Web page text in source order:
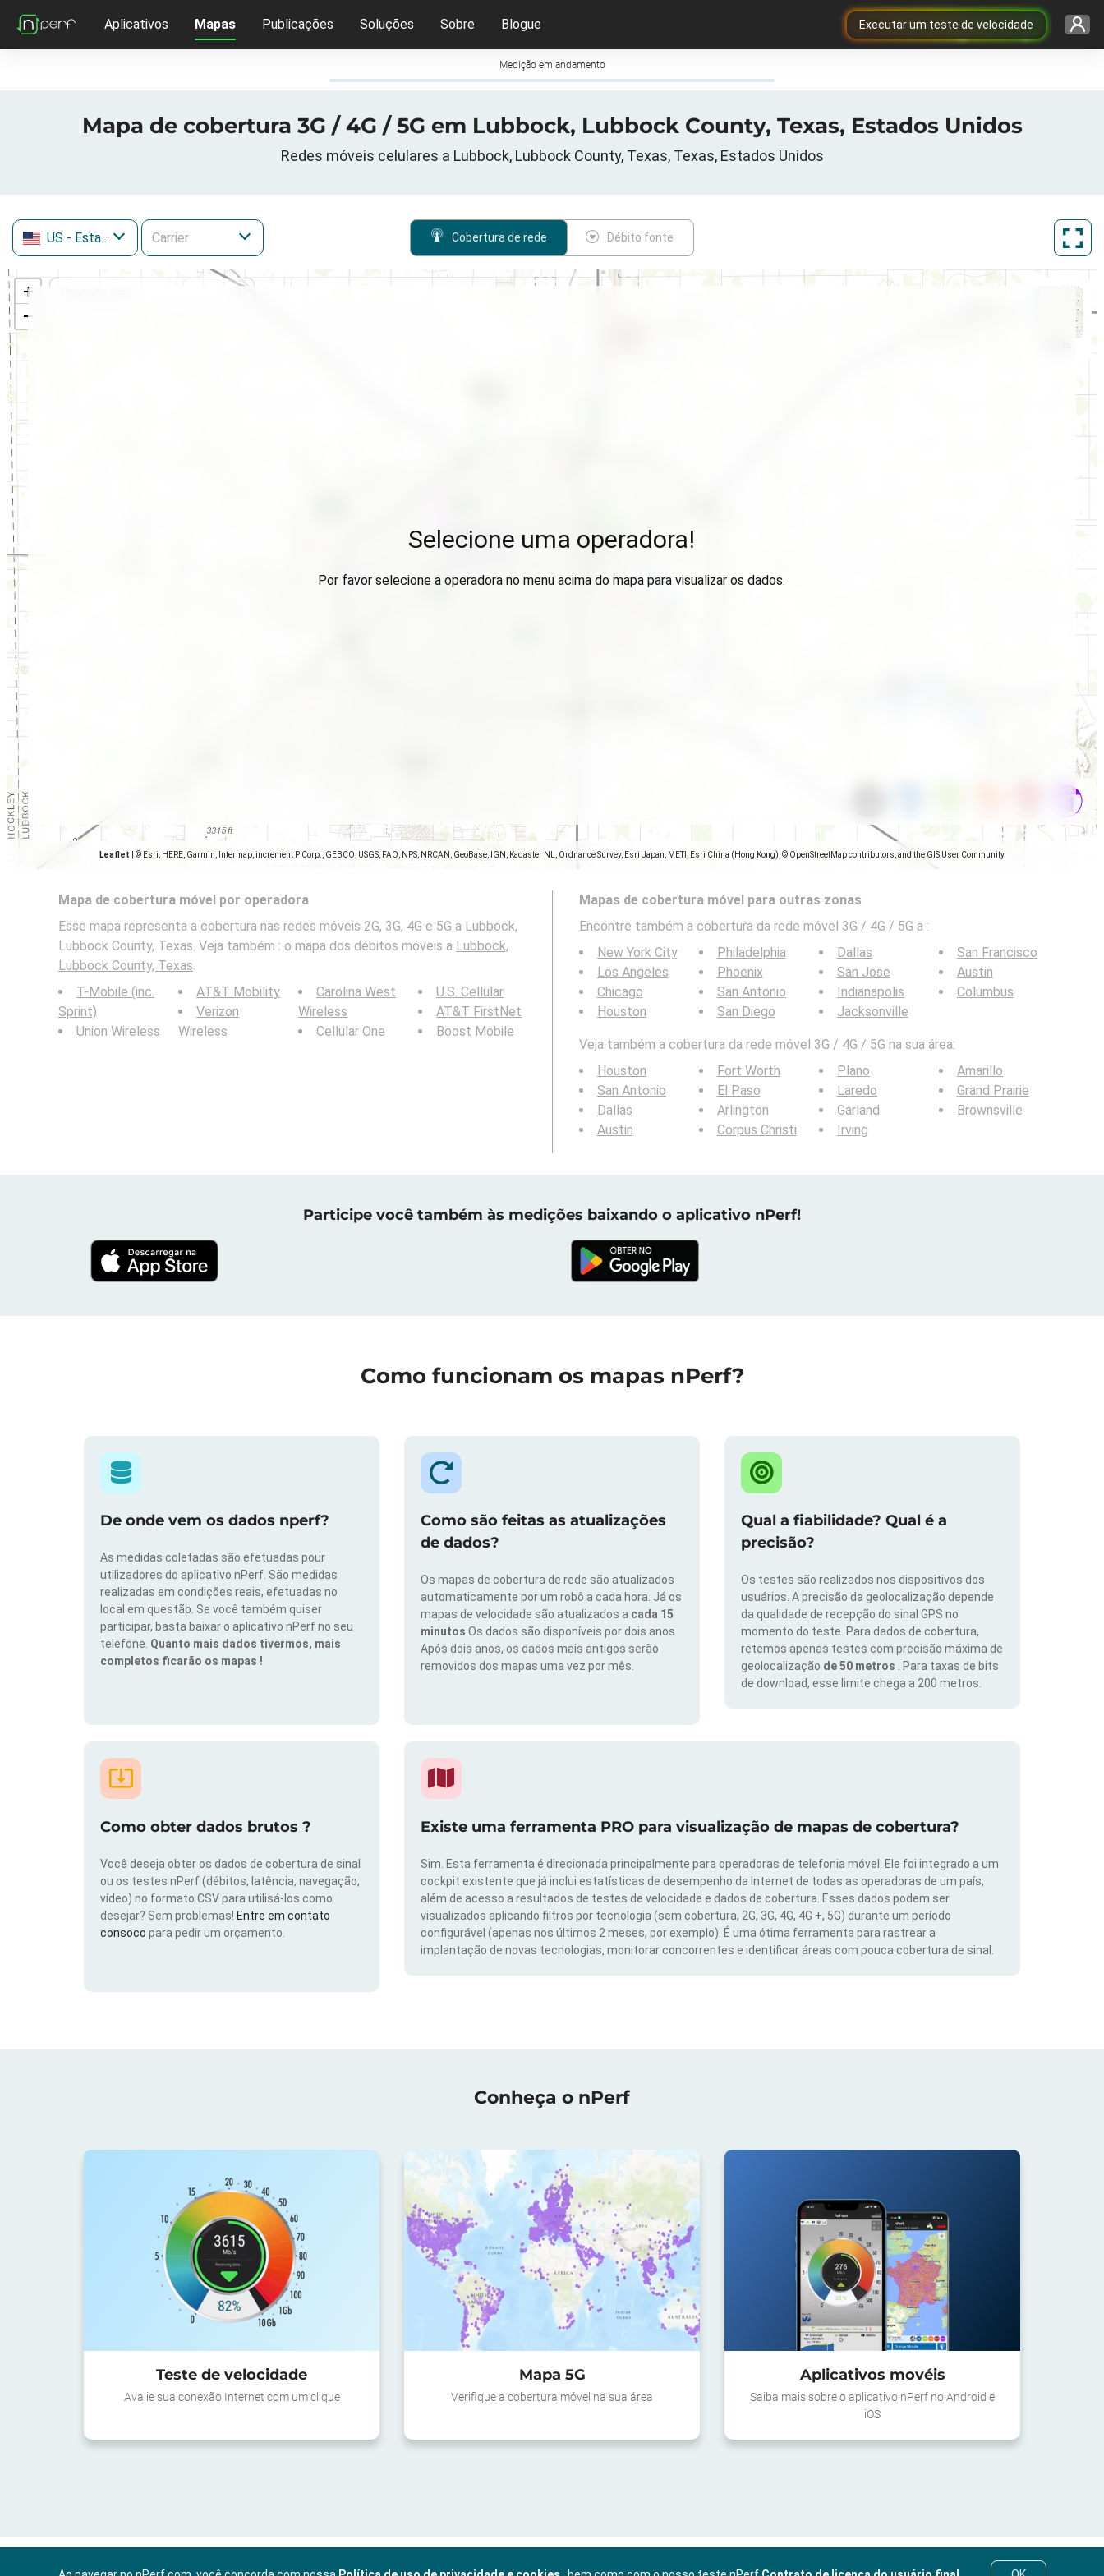
Executar um teste de velocidade
Aplicativos Mapas Publicações Soluções Sobre Blogue
Medição em andamento
Mapa de cobertura 3G / 4G / 5G em Lubbock, Lubbock County, Texas, Estados Unidos
Redes móveis celulares a Lubbock, Lubbock County, Texas, Texas, Estados Unidos
US - Estados Unidos Cobertura de rede Débito fonte
+
−
Leaflet © Esri, HERE, Garmin, Intermap, increment P Corp., GEBCO, USGS, FAO, NPS, NRCAN, GeoBase, IGN, Kadaster NL, Ordnance Survey, Esri Japan, METI, Esri China (Hong Kong), © OpenStreetMap contributors, and the GIS User Community
Selecione uma operadora!
Por favor selecione a operadora no menu acima do mapa para visualizar os dados.
Mapa de cobertura móvel por operadora
Esse mapa representa a cobertura nas redes móveis 2G, 3G, 4G e 5G a Lubbock,
Lubbock County, Texas. Veja também : o mapa dos débitos móveis a Lubbock,
Lubbock County, Texas.
T-Mobile (inc.
Sprint)
Union Wireless
AT&T Mobility
Verizon
Wireless
Carolina West
Wireless
Cellular One
U.S. Cellular
AT&T FirstNet
Boost Mobile
Mapas de cobertura móvel para outras zonas
Encontre também a cobertura da rede móvel 3G / 4G / 5G a :
New York City
Los Angeles
Chicago
Houston
Philadelphia
Phoenix
San Antonio
San Diego
Dallas
San Jose
Indianapolis
Jacksonville
San Francisco
Austin
Columbus
Veja também a cobertura da rede móvel 3G / 4G / 5G na sua área:
Houston
San Antonio
Dallas
Austin
Fort Worth
El Paso
Arlington
Corpus Christi
Plano
Laredo
Garland
Irving
Amarillo
Grand Prairie
Brownsville
Participe você também às medições baixando o aplicativo nPerf!
Como funcionam os mapas nPerf?
De onde vem os dados nperf?
As medidas coletadas são efetuadas pour
utilizadores do aplicativo nPerf. São medidas
realizadas em condições reais, efetuadas no
local em questão. Se você também quiser
participar, basta baixar o aplicativo nPerf no seu
telefone. Quanto mais dados tivermos, mais
completos ficarão os mapas !
Como são feitas as atualizações
de dados?
Os mapas de cobertura de rede são atualizados
automaticamente por um robô a cada hora. Já os
mapas de velocidade são atualizados a cada 15
minutos .Os dados são disponíveis por dois anos.
Após dois anos, os dados mais antigos serão
removidos dos mapas uma vez por mês.
Qual a fiabilidade? Qual é a
precisão?
Os testes são realizados nos dispositivos dos
usuários. A precisão da geolocalização depende
da qualidade de recepção do sinal GPS no
momento do teste. Para dados de cobertura,
retemos apenas testes com precisão máxima de
geolocalização de 50 metros
. Para taxas de bits
de download, esse limite chega a 200 metros.
Como obter dados brutos ?
Você deseja obter os dados de cobertura de sinal
ou os testes nPerf (débitos, latência, navegação,
vídeo) no formato CSV para utilisá-los como
desejar? Sem problemas! Entre em contato
consoco para pedir um orçamento.
Existe uma ferramenta PRO para visualização de mapas de cobertura?
Sim. Esta ferramenta é direcionada principalmente para operadoras de telefonia móvel. Ele foi integrado a um
cockpit existente que já inclui estatísticas de desempenho da Internet de todas as operadoras de um país,
além de acesso a resultados de testes de velocidade e dados de cobertura. Esses dados podem ser
visualizados aplicando filtros por tecnologia (sem cobertura, 2G, 3G, 4G, 4G +, 5G) durante um período
configurável (apenas nos últimos 2 meses, por exemplo). É uma ótima ferramenta para rastrear a
implantação de novas tecnologias, monitorar concorrentes e identificar áreas com pouca cobertura de sinal.
Conheça o nPerf
Teste de velocidade
Avalie sua conexão Internet com um clique
Mapa 5G
Verifique a cobertura móvel na sua área
Aplicativos movéis
Saiba mais sobre o aplicativo nPerf no Android e
iOS